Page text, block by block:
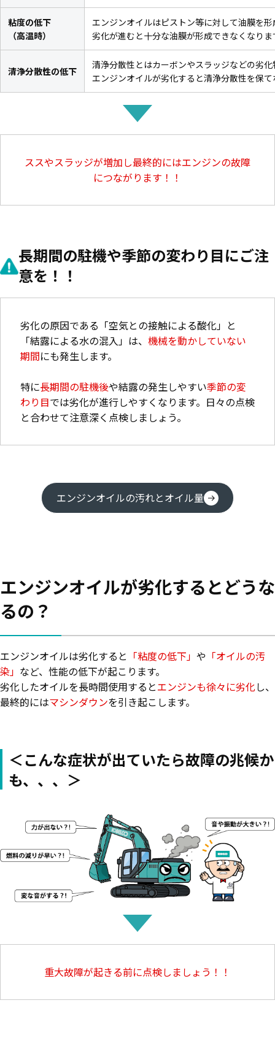
粘度の低下
（高温時）
エンジンオイルはピストン等に対して油膜を
劣化が進むと十分な油膜が形成できなくなりま
清浄分散性の低下
清浄分散性とはカーボンやスラッジなどの劣
エンジンオイルが劣化すると清浄分散性を保
ススやスラッジが増加し最終的にはエンジンの故障
につながります！！
長期間の駐機や季節の変わり目にご注
意を！！
劣化の原因である 「空気との接触による酸化」 と
「結露による水の混入」 は、 機械を動かしていない
期間にも発生します。
特に長期間の駐機後や結露の発生しやすい季節の変
わり目では劣化が進行しやすくなります。日々の点検
と合わせて注意深く点検しましょう。
エンジンオイルの汚れとオイル量
エンジンオイルが劣化するとどうな
るの？
エンジンオイルは劣化すると 「粘度の低下」 や 「オイルの汚
染」 など、性能の低下が起こります。
劣化したオイルを長時間使用するとエンジンも徐々に劣化し、
最終的にはマシンダウンを引き起こします。
＜こんな症状が出ていたら故障の兆候か
も、、、＞
重大故障が起きる前に点検しましょう！！